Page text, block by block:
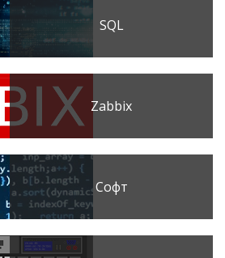
SQL
Zabbix
Софт